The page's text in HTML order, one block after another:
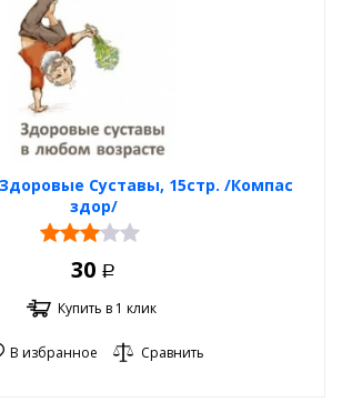
Суставы, 15стр. /Компас
здор/
30 Р
Купить в 1 клик
В избранное Сравнить